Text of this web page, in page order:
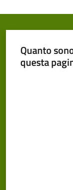
Quanto
questa